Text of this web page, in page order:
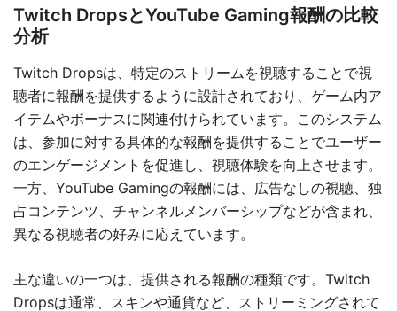
Twitch DropsとYouTube Gaming報酬の比較
分析
Twitch Dropsは、特定のストリームを視聴することで視
聴者に報酬を提供するように設計されており、ゲーム内ア
イテムやボーナスに関連付けられています。このシステム
は、参加に対する具体的な報酬を提供することでユーザー
のエンゲージメントを促進し、視聴体験を向上させます。
一方、YouTube Gamingの報酬には、広告なしの視聴、独
占コンテンツ、チャンネルメンバーシップなどが含まれ、
異なる視聴者の好みに応えています。
主な違いの一つは、提供される報酬の種類です。Twitch
Dropsは通常、スキンや通貨など、ストリーミングされて